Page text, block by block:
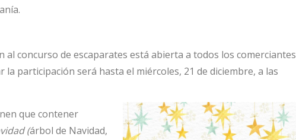
al concurso de escaparates está abierta a todos los comerciantes
la participación será hasta el miércoles, 21 de diciembre, a las
que contener
(árbol de Navidad,